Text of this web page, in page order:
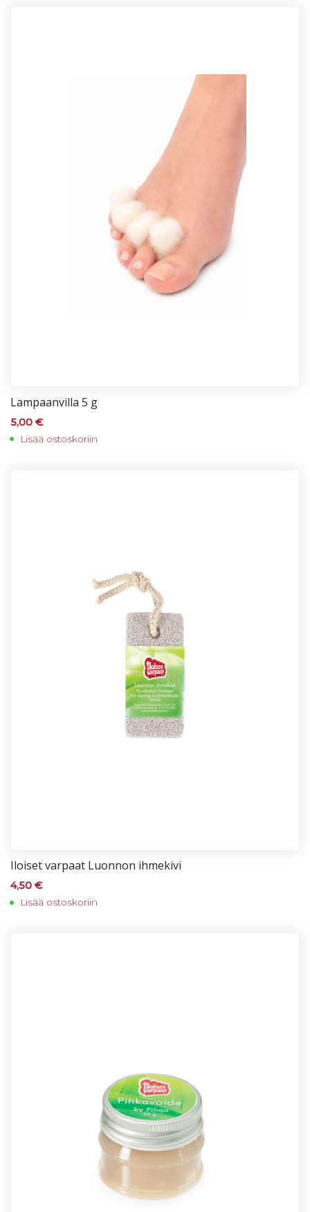
Lam­paan­vil­la 5 g
5,00 €
Lisää ostoskoriin
Iloi­set var­paat Luon­non ih­me­ki­vi
4,50 €
Lisää ostoskoriin